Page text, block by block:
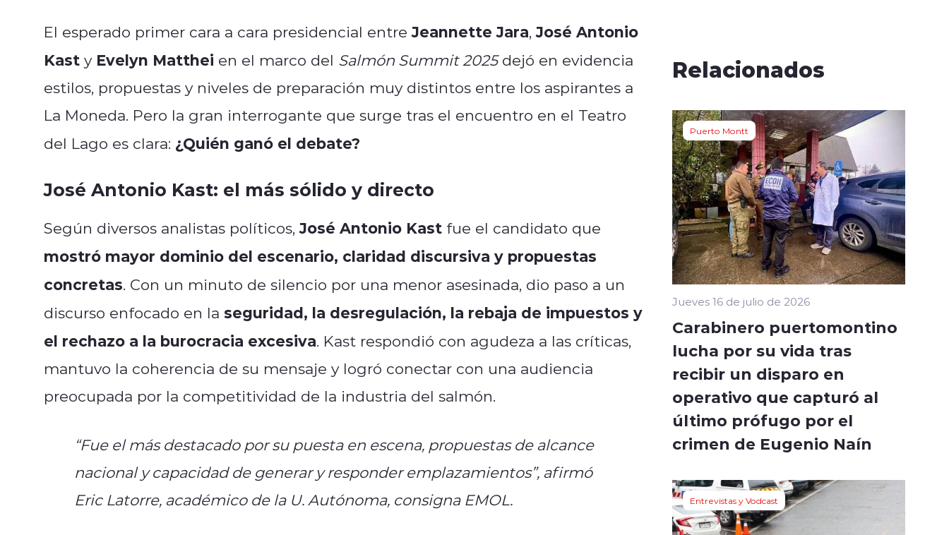
El esperado primer cara a cara presidencial entreJeannette Jara,José Antonio
Kast y Evelyn Matthei en el marco del Salmón Summit 2025dejó en evidencia
estilos, propuestas y niveles de preparación muy distintos entre los aspirantes a
La Moneda. Pero la gran interrogante que surge tras el encuentro en el Teatro
del Lago es clara: ¿Quién ganó el debate?
José Antonio Kast: el más sólido y directo
Según diversos analistas políticos,José Antonio Kast fue el candidato que
mostró mayor dominio del escenario, claridad discursiva y propuestas
concretas. Con un minuto de silencio por una menor asesinada, dio paso a un
discurso enfocado en la seguridad, la desregulación, la rebaja de impuestos y
el rechazo a la burocracia excesiva. Kast respondió con agudeza a las críticas,
mantuvo la coherencia de su mensaje y logró conectar con una audiencia
preocupada por la competitividad de la industria del salmón.
“Fue el más destacado por su puesta en escena, propuestas de alcance
nacional y capacidad de generar y responder emplazamientos”, afirmó
Eric Latorre, académico de la U. Autónoma, consigna EMOL.
Relacionados
Puerto Montt
Jueves 16 de julio de 2026
Carabinero puertomontino
lucha por su vida tras
recibir un disparo en
operativo que capturó al
último prófugo por el
crimen de Eugenio Naín
Entrevistas y Vodcast